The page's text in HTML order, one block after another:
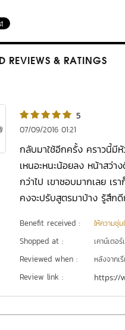
REVIEWS & RATINGS
5
07/09/2016 01:21
กลับมาใช้อีกครั้ง คราวนี้มีหั
เหนอะหนะน้อยลง หน้าสว่
กว่าไป เขาชอบมากเลย เ
คงจะปรับสูตรมาบ้าง รู้สึกดี
Benefit received : ให้ความชุ่
Shopped at : เคาน์เตอ
Reviewed when : หลังจากเ
Review link : https://